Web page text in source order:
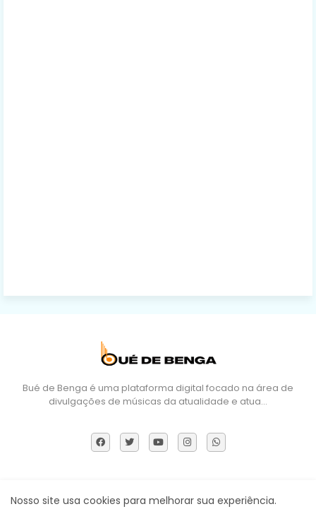
Bué de Benga é uma plataforma digital focado na área de
divulgações de músicas da atualidade e atua…
Sobre Nós DMCA Termos e Políticas Contactos
Nosso site usa cookies para melhorar sua experiência.